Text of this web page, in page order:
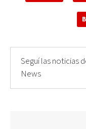
Seguí las noticias
News